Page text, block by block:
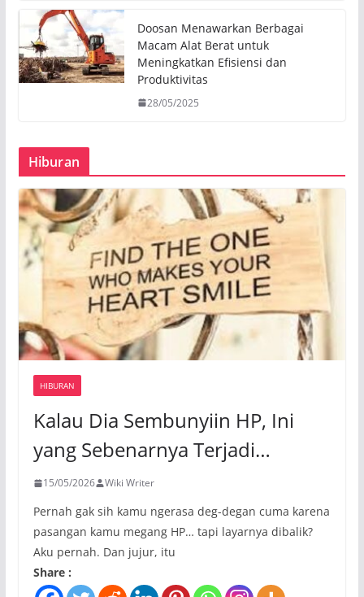
Doosan Menawarkan Berbagai
Macam Alat Berat untuk
Meningkatkan Efisiensi dan
Produktivitas
28/05/2025
Hiburan
HIBURAN
Kalau Dia Sembunyiin HP, Ini
yang Sebenarnya Terjadi…
15/05/2026 Wiki Writer
Pernah gak sih kamu ngerasa deg-degan cuma karena
pasangan kamu megang HP… tapi layarnya dibalik?
Aku pernah. Dan jujur, itu
Share :